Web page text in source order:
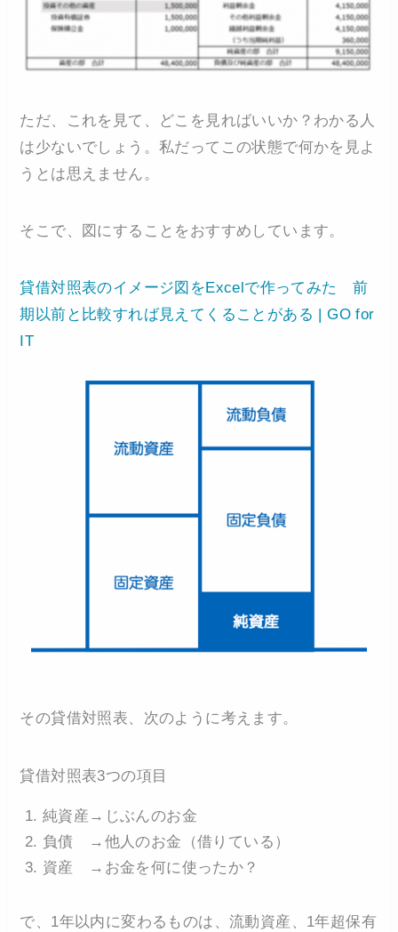
ただ、これを見て、どこを見ればいいか？わかる人
は少ないでしょう。私だってこの状態で何かを見よ
うとは思えません。
そこで、図にすることをおすすめしています。
貸借対照表のイメージ図をExcelで作ってみた 前
期以前と比較すれば見えてくることがある | GO for
IT
その貸借対照表、次のように考えます。
貸借対照表3つの項目
純資産→じぶんのお金
負債 →他人のお金（借りている）
資産 →お金を何に使ったか？
で、1年以内に変わるものは、流動資産、1年超保有